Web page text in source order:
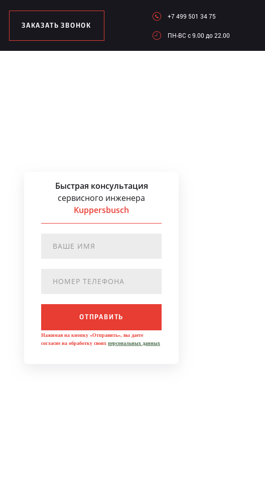
ЗАКАЗАТЬ ЗВОНОК
+7 499 501 34 75
ПН-ВC c 9.00 до 22.00
Быстрая консультация
сервисного инженера
Kuppersbusch
ОТПРАВИТЬ
Нажимая на кнопку «Отправить», вы даете
согласие на обработку своих персональных данных